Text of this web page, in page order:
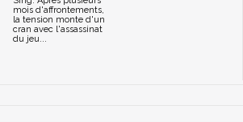
mois d'affrontements,
la tension monte d'un
cran avec l'assassinat
du jeu...